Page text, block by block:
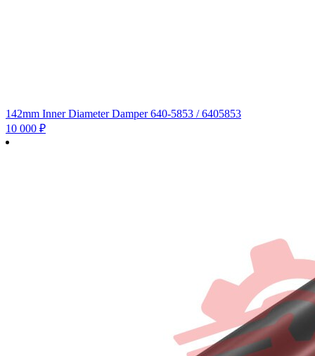
142mm Inner Diameter Damper 640-5853 / 6405853
10 000 ₽